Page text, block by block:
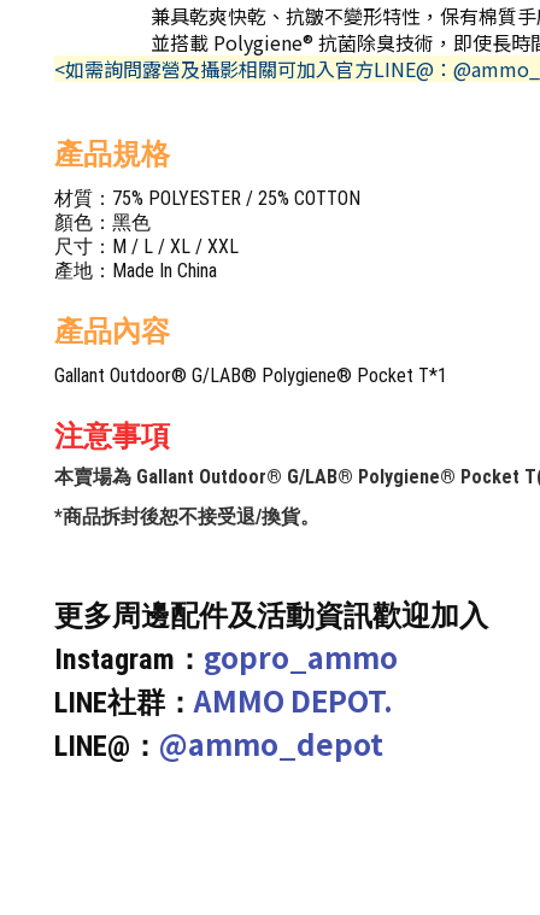
兼具乾爽快乾、抗皺不變形特性，保有棉質
並搭載 Polygiene® 抗菌除臭技術，即使長時
<如需詢問露營及攝影相關可加入官方LINE@：
產品規格
材質：75% POLYESTER / 25% COTTON
顏色：黑色
尺寸：M / L / XL / XXL
產地：Made In China
產品內容
Gallant Outdoor® G/LAB® Polygiene® Pocket T*1
注意事項
本賣場為 Gallant Outdoor® G/LAB® Polygiene® Pocket
*商品拆封後恕不接受退/換貨。
更多周邊配件及活動資訊歡迎加入
Instagram： gopro_ammo
LINE社群：AMMO DEPOT.
LINE@： @ammo_depot